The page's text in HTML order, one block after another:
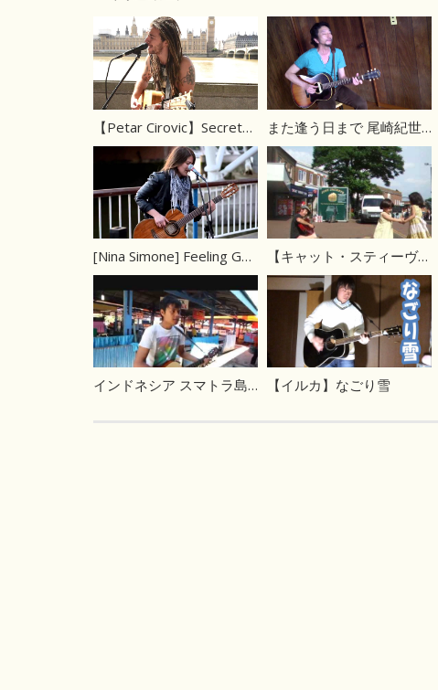
【Petar Cirovic】Secrets of Illuminati Running The World Revealed また逢う日まで 尾崎紀世彦
[Nina Simone] Feeling Good カバー 【キャット・スティーヴンス】 Wild World
インドネシア スマトラ島 路上 屋台前で 【イルカ】なごり雪